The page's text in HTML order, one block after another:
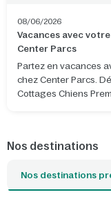
08/06/2026
Vacances avec
Center Parcs
Partez en vacances
chez Center Parcs.
Cottages Chiens
Nos destinations
Nos destinations